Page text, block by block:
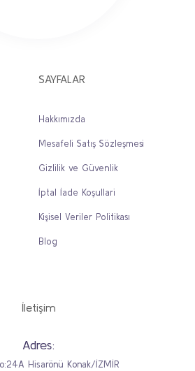
SAYFALAR
Hakkımızda
Mesafeli Satış Sözleşmesi
Gizlilik ve Güvenlik
İptal İade Koşullari
Kişisel Veriler Politikası
Blog
İletişim
Adres:
Hisarönü Konak/İZMİR